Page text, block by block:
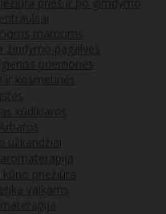
mamoms
žindymo pagalvės
priemonės
ir kosmetinės
kūdikiams
Arbatos
užkandžiai
kūno priežiūra
vaikams